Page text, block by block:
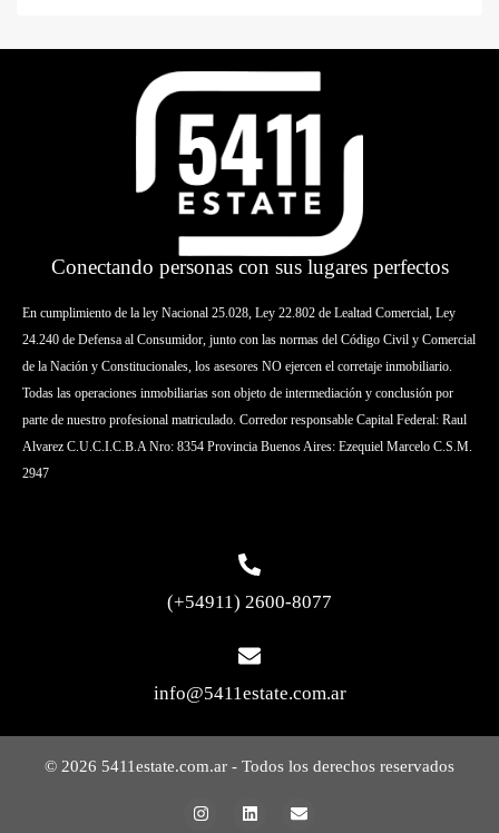
Conectando personas con sus lugares perfectos
En cumplimiento de la ley Nacional 25.028, Ley 22.802 de Lealtad Comercial, Ley
24.240 de Defensa al Consumidor, junto con las normas del Código Civil y Comercial
de la Nación y Constitucionales, los asesores NO ejercen el corretaje inmobiliario.
Todas las operaciones inmobiliarias son objeto de intermediación y conclusión por
parte de nuestro profesional matriculado. Corredor responsable Capital Federal: Raul
Alvarez C.U.C.I.C.B.A Nro: 8354 Provincia Buenos Aires: Ezequiel Marcelo C.S.M.
2947
(+54911) 2600-8077
info@5411estate.com.ar
© 2026 5411estate.com.ar - Todos los derechos reservados